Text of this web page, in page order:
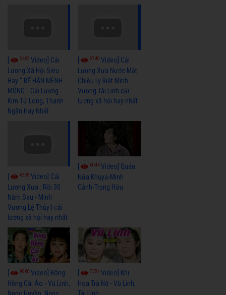
5465 Video] Cải
Lương Xã Hội Siêu
Hay " BỂ HẬN MÊNH
MÔNG " Cải Lương
Kim Tử Long, Thanh
Ngân Hay Nhất
5740Video] Cải
Lương Xưa Nước Mắt
Chiều Ly Biệt Minh
Vương Tài Linh cải
lương xã hội hay nhất
6328 Video] Cải
Lương Xưa : Rồi 30
Năm Sau - Minh
Vương Lệ Thủy | cải
lương xã hội hay nhất
6044Video] Quán
Nửa Khuya-Minh
Cảnh-Trọng Hữu
9060 Video] Bông
Hồng Cài Áo - Vũ Linh,
7354Video] Khi
Hoa Trà Nở - Vũ Linh,